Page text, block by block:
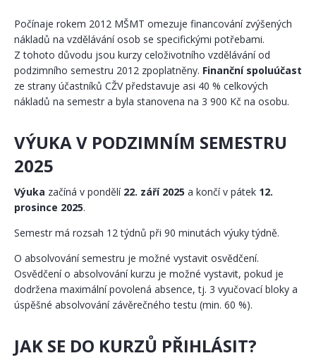
Počínaje rokem 2012 MŠMT omezuje financování zvýšených
nákladů na vzdělávání osob se specifickými potřebami.
Z tohoto důvodu jsou kurzy celoživotního vzdělávání od
podzimního semestru 2012 zpoplatněny. Finanční spoluúčast
ze strany účastníků CŽV představuje asi 40 % celkových
nákladů na semestr a byla stanovena na 3 900 Kč na osobu.
VÝUKA V PODZIMNÍM SEMESTRU
2025
Výuka začíná v pondělí 22. září 2025 a končí v pátek 12.
prosince 2025.
Semestr má rozsah 12 týdnů při 90 minutách výuky týdně.
O absolvování semestru je možné vystavit osvědčení.
Osvědčení o absolvování kurzu je možné vystavit, pokud je
dodržena maximální povolená absence, tj. 3 vyučovací bloky a
úspěšné absolvování závěrečného testu (min. 60 %).
JAK SE DO KURZŮ PŘIHLÁSIT?